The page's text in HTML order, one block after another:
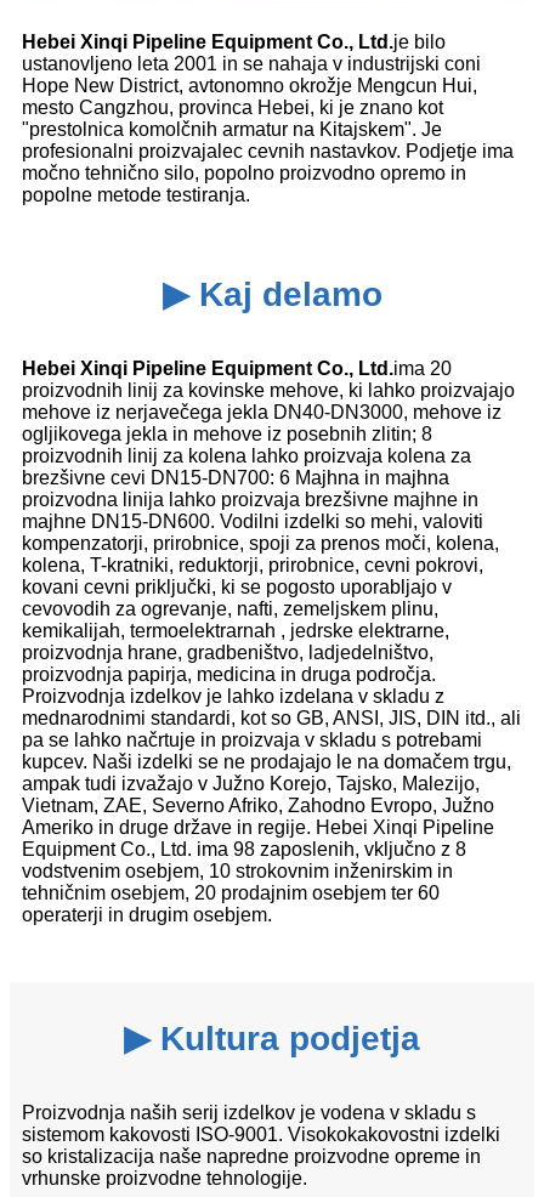
Hebei Xinqi Pipeline Equipment Co., Ltd.je bilo
ustanovljeno leta 2001 in se nahaja v industrijski coni
Hope New District, avtonomno okrožje Mengcun Hui,
mesto Cangzhou, provinca Hebei, ki je znano kot
"prestolnica komolčnih armatur na Kitajskem". Je
profesionalni proizvajalec cevnih nastavkov. Podjetje ima
močno tehnično silo, popolno proizvodno opremo in
popolne metode testiranja.
▶ Kaj delamo
Hebei Xinqi Pipeline Equipment Co., Ltd.ima 20
proizvodnih linij za kovinske mehove, ki lahko proizvajajo
mehove iz nerjavečega jekla DN40-DN3000, mehove iz
ogljikovega jekla in mehove iz posebnih zlitin; 8
proizvodnih linij za kolena lahko proizvaja kolena za
brezšivne cevi DN15-DN700: 6 Majhna in majhna
proizvodna linija lahko proizvaja brezšivne majhne in
majhne DN15-DN600. Vodilni izdelki so mehi, valoviti
kompenzatorji, prirobnice, spoji za prenos moči, kolena,
kolena, T-kratniki, reduktorji, prirobnice, cevni pokrovi,
kovani cevni priključki, ki se pogosto uporabljajo v
cevovodih za ogrevanje, nafti, zemeljskem plinu,
kemikalijah, termoelektrarnah , jedrske elektrarne,
proizvodnja hrane, gradbeništvo, ladjedelništvo,
proizvodnja papirja, medicina in druga področja.
Proizvodnja izdelkov je lahko izdelana v skladu z
mednarodnimi standardi, kot so GB, ANSI, JIS, DIN itd., ali
pa se lahko načrtuje in proizvaja v skladu s potrebami
kupcev. Naši izdelki se ne prodajajo le na domačem trgu,
ampak tudi izvažajo v Južno Korejo, Tajsko, Malezijo,
Vietnam, ZAE, Severno Afriko, Zahodno Evropo, Južno
Ameriko in druge države in regije. Hebei Xinqi Pipeline
Equipment Co., Ltd. ima 98 zaposlenih, vključno z 8
vodstvenim osebjem, 10 strokovnim inženirskim in
tehničnim osebjem, 20 prodajnim osebjem ter 60
operaterji in drugim osebjem.
▶ Kultura podjetja
Proizvodnja naših serij izdelkov je vodena v skladu s
sistemom kakovosti ISO-9001. Visokokakovostni izdelki
so kristalizacija naše napredne proizvodne opreme in
vrhunske proizvodne tehnologije.